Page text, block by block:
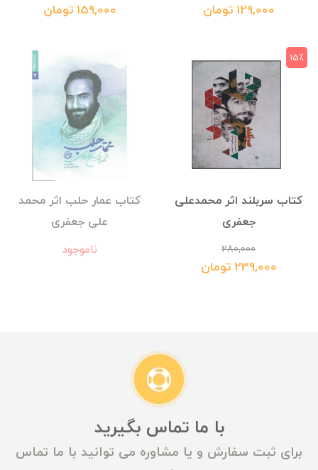
129,000 تومان 159,000 تومان
کتاب سربلند اثر محمدعلی
جعفری
280,000
239,000 تومان
15٪
کتاب عمار حلب اثر محمد
علی جعفری
ناموجود
با ما تماس بگیرید
برای ثبت سفارش و یا مشاوره می توانید با ما تماس